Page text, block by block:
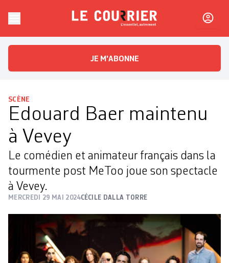
Le CourrierL'essentiel, autrement
JE M'ABONNE
SCÈNE
Edouard Baer maintenu
à Vevey
Le comédien et animateur français dans la
tourmente post MeToo joue son spectacle
à Vevey.
MERCREDI 29 MAI 2024CÉCILE DALLA TORRE